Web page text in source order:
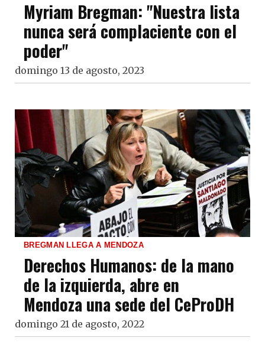
Myriam Bregman: "Nuestra lista
nunca será complaciente con el
poder"
domingo 13 de agosto, 2023
BREGMAN LLEGA A MENDOZA
Derechos Humanos: de la mano
de la izquierda, abre en
Mendoza una sede del CeProDH
domingo 21 de agosto, 2022